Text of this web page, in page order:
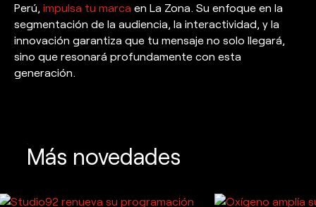
Perú, impulsa tu marca en La Zona. Su enfoque en la
segmentación de la audiencia, la interactividad, y la
innovación garantiza que tu mensaje no solo llegará,
sino que resonará profundamente con esta
generación.
Más novedades